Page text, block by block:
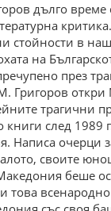
дълго време
стойности в
на
през
Григоров откри
трагични
книги след 1989
Написа очерци
своите
беше
това